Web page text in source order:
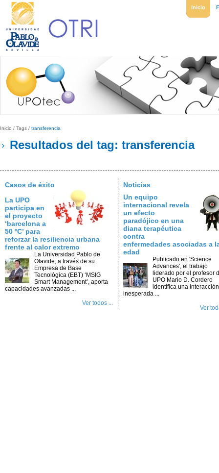
Inicio
Inicio / Tags / transferencia
Resultados del tag: transferencia
Casos de éxito
La UPO
participa en
el proyecto
‘barcelona a
50 ºC’ para
reforzar la resiliencia urbana
frente al calor extremo
La Universidad Pablo de
Olavide, a través de su
Empresa de Base
Tecnológica (EBT) ‘MSIG
Smart Management’, aporta
capacidades avanzadas ...
Ver todos ...
Noticias
Un equipo
internacional revela
un efecto
paradójico en una
diana terapéutica
contra
enfermedades asociadas a
edad
Publicado en 'Science
Advances', el trabajo
liderado por el profesor
UPO Mario D. Cordero
identifica una interacción
inesperada ...
Ver